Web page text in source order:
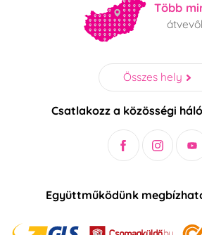
Több
Összes hely
Csatlakozz a közösségi
Együttműködünk